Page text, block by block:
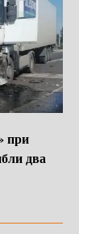
при
два